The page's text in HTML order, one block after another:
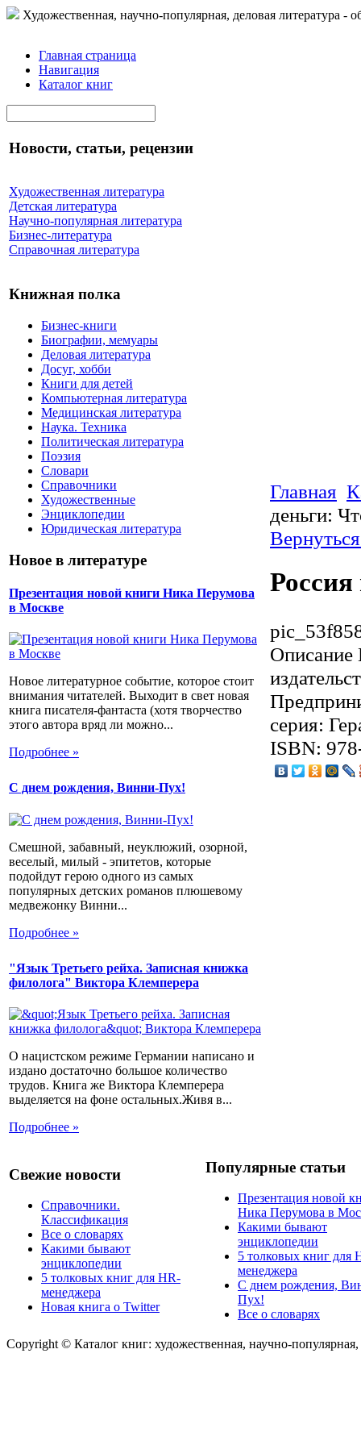
Художественная, научно-популярная, деловая литература -
Главная страница
Навигация
Каталог книг
Новости, статьи, рецензии
Художественная литература
Детская литература
Научно-популярная литература
Бизнес-литература
Справочная литература
Книжная полка
Бизнес-книги
Биографии, мемуары
Деловая литература
Досуг, хобби
Книги для детей
Компьютерная литература
Медицинская литература
Наука. Техника
Политическая литература
Поэзия
Словари
Справочники
Художественные
Энциклопедии
Юридическая литература
Новое в литературе
Презентация новой книги Ника Перумова
в Москве
Новое литературное событие, которое стоит
внимания читателей. Выходит в свет новая
книга писателя-фантаста (хотя творчество
этого автора вряд ли можно...
Подробнее »
С днем рождения, Винни-Пух!
Смешной, забавный, неуклюжий, озорной,
веселый, милый - эпитетов, которые
подойдут герою одного из самых
популярных детских романов плюшевому
медвежонку Винни...
Подробнее »
"Язык Третьего рейха. Записная книжка
филолога" Виктора Клемперера
О нацистском режиме Германии написано и
издано достаточно большое количество
трудов. Книга же Виктора Клемперера
выделяется на фоне остальных.Живя в...
Подробнее »
Главная
деньги:
Описание
серия:
ISBN:
Свежие новости
Справочники.
Классификация
Все о словарях
Какими бывают
энциклопедии
5 толковых книг для HR-
менеджера
Новая книга о Twitter
Популярные статьи
Презентация новой
Ника Перумова в
Какими бывают
энциклопедии
5 толковых книг для
менеджера
С днем рождения,
Пух!
Все о словарях
Copyright © Каталог книг: художественная, научно-